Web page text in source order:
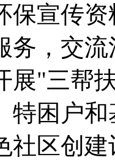
保宣传
务，交
展"三帮
特困户
社区创